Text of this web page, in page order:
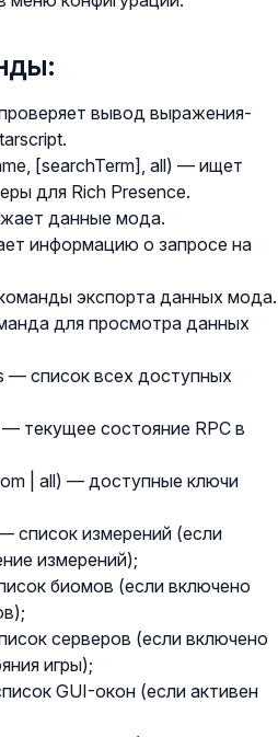
вывод выражения-
[searchTerm], all) — ищет
для Rich Presence.
данные мода.
информацию о запросе на
экспорта данных мода.
для просмотра данных
— список всех доступных
текущее состояние RPC в
| all) — доступные ключи
список измерений (если
измерений);
биомов (если включено
серверов (если включено
игры);
GUI-окон (если активен